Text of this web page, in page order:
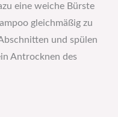
eine weiche Bürste
gleichmäßig zu
und spülen
Antrocknen des